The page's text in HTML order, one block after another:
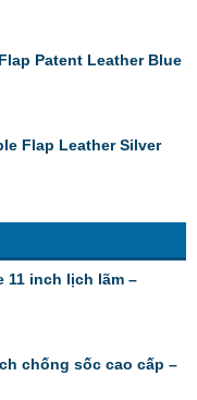
Patent Leather Blue
Flap Leather Silver
11 inch lịch lãm –
chống sốc cao cấp –